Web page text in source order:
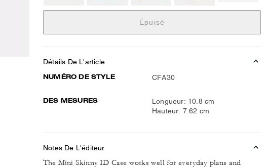
Épuisé
Détails De L'article
NUMÉRO DE STYLE CFA30
DES MESURES
Longueur: 10.8 cm
Hauteur: 7.62 cm
Notes De L'éditeur
The Mini Skinny ID Case works well for everyday plans and